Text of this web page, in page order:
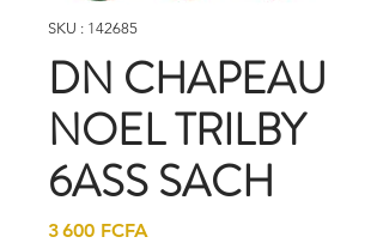
SKU : 142685
DN CHAPEAU
NOEL TRILBY
6ASS SACH
3 600 FCFA